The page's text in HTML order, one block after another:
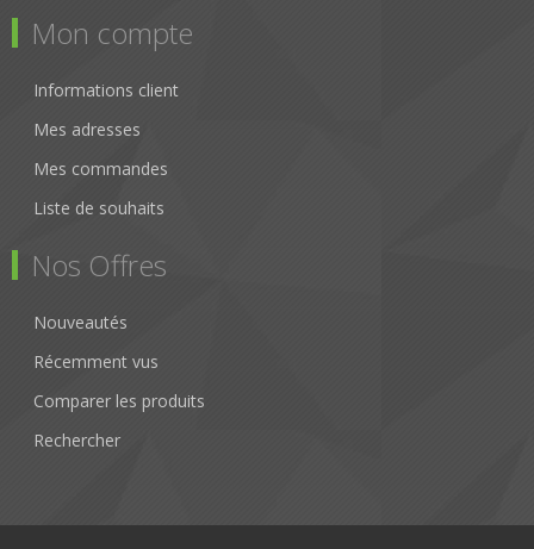
Mon compte
Informations client
Mes adresses
Mes commandes
Liste de souhaits
Nos Offres
Nouveautés
Récemment vus
Comparer les produits
Rechercher